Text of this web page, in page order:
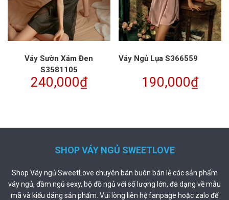
Váy Sườn Xám Đen
S3581105
240,000₫
Váy Ngủ Lụa S366559
190,000₫
SHOP VÁY NGỦ SWEETLOVE
Shop Váy ngủ SweetLove chuyên bán buôn bán lẻ các sản phẩm
váy ngủ, đầm ngủ sexy, bộ đồ ngủ với số lượng lớn, đa dạng về mẫu
mã và kiểu dáng sản phẩm. Vui lòng liên hệ fanpage hoặc zalo để